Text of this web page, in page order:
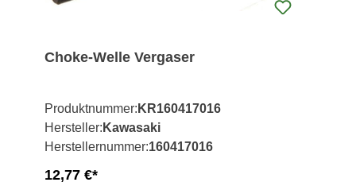
Choke-Welle Vergaser
Produktnummer: KR160417016
Hersteller: Kawasaki
Herstellernummer:160417016
12,77 €*